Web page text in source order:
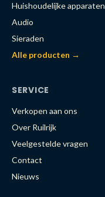
Huishoudelijke apparaten
Audio
Sieraden
Alle producten →
SERVICE
Verkopen aan ons
Over Ruilrijk
Veelgestelde vragen
Contact
Nieuws